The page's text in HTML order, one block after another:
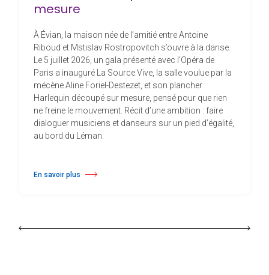
mesure
À Évian, la maison née de l’amitié entre Antoine
Riboud et Mstislav Rostropovitch s’ouvre à la danse.
Le 5 juillet 2026, un gala présenté avec l’Opéra de
Paris a inauguré La Source Vive, la salle voulue par la
mécène Aline Foriel-Destezet, et son plancher
Harlequin découpé sur mesure, pensé pour que rien
ne freine le mouvement. Récit d’une ambition : faire
dialoguer musiciens et danseurs sur un pied d’égalité,
au bord du Léman.
En savoir plus
à propos À Évian, Les Mélèzes s’ouvrent à la danse sur un plancher